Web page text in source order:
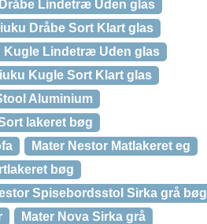
Lindetræ Uden glas
Dråbe Sort Klart glas
Kugle Lindetræ Uden glas
Kugle Sort Klart glas
Aluminium
lakeret bøg
Mater Nestor Matlakeret eg
bøg
Spisebordsstol Sirka grå bøg
Mater Nova Sirka grå